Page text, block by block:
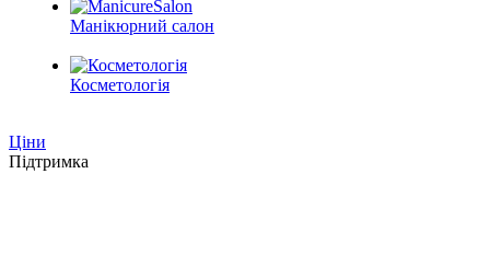
Манікюрний салон
Косметологія
Ціни
Підтримка